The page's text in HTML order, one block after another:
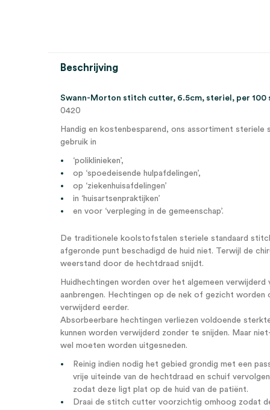
Beschrijving
Swann-Morton stitch cutter, 6.5cm, steriel, per 100
0420
Handig en kostenbesparend, ons assortiment steriele
gebruik in
‘poliklinieken’,
op ‘spoedeisende hulpafdelingen’,
op ‘ziekenhuisafdelingen’
in ‘huisartsenpraktijken’
en voor ‘verpleging in de gemeenschap’.
De traditionele koolstofstalen steriele standaard
afgeronde punt beschadigd de huid niet. Terwijl de
weerstand door de hechtdraad snijdt.
Huidhechtingen worden over het algemeen
aanbrengen. Hechtingen op de nek of gezicht worden
verwijderd eerder.
Absorbeerbare hechtingen verliezen voldoende
kunnen worden verwijderd zonder te snijden. Maar
wel moeten worden uitgesneden.
Reinig indien nodig het gebied grondig met een
vrije uiteinde van de hechtdraad en schuif
zodat deze ligt plat op de huid van de patiënt.
Draai de stitch cutter voorzichtig omhoog zodat